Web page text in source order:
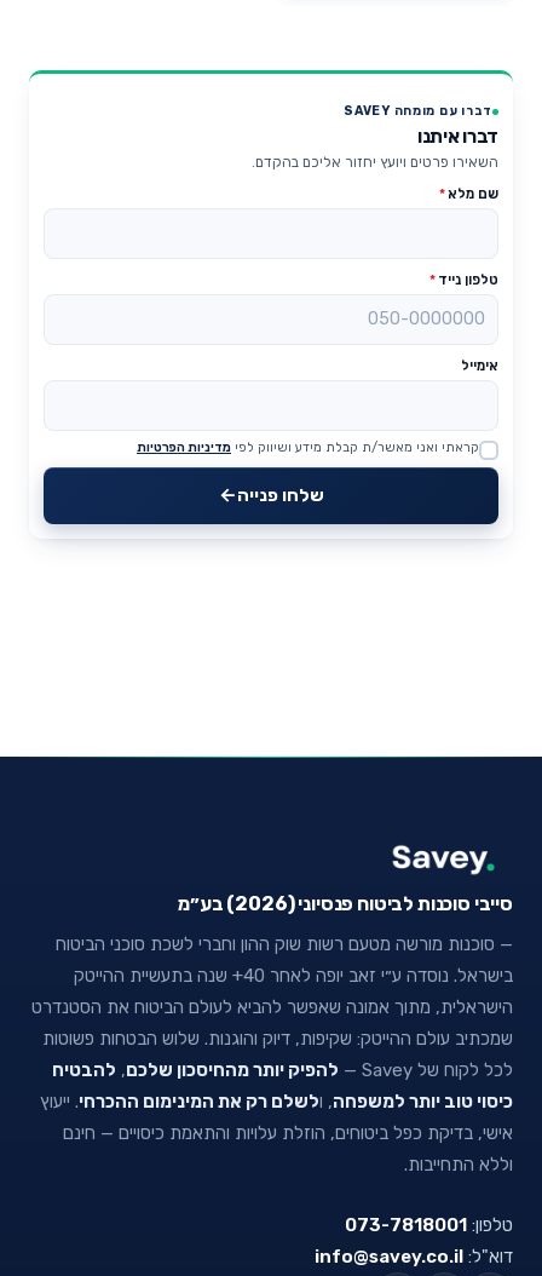
דברו עם מומחה SAVEY
דברו איתנו
השאירו פרטים ויועץ יחזור אליכם בהקדם.
שם מלא*
טלפון נייד *
אימייל
Website
קראתי ואני מאשר/ת קבלת מידע ושיווק לפי מדיניות הפרטיות
שלחו פנייה
סייבי סוכנות לביטוח פנסיוני (2026) בע״מ
— סוכנות מורשה מטעם רשות שוק ההון וחברי לשכת סוכני הביטוח
בישראל. נוסדה ע״י זאב יופה לאחר 40+ שנה בתעשיית ההייטק
הישראלית, מתוך אמונה שאפשר להביא לעולם הביטוח את הסטנדרט
שמכתיב עולם ההייטק: שקיפות, דיוק והוגנות. שלוש הבטחות פשוטות
לכל לקוח של Savey —
להפיק יותר מהחיסכון שלכם, להבטיח
כיסוי טוב יותר למשפחה, ולשלם רק את המינימום ההכרחי. ייעוץ
אישי, בדיקת כפל ביטוחים, הוזלת עלויות והתאמת כיסויים — חינם
וללא התחייבות.
טלפון: 073-7818001
דוא"ל: info@savey.co.il